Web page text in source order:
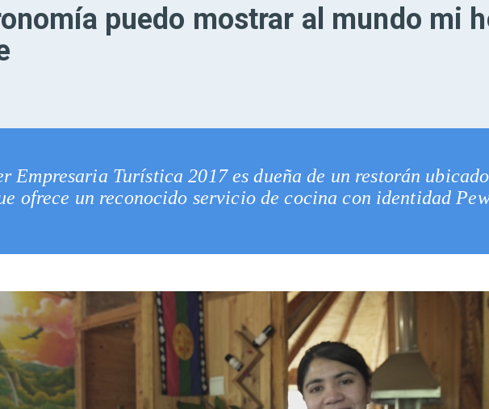
puedo mostrar al mundo mi
Empresaria Turística 2017 es dueña de un restorán
ofrece un reconocido servicio de cocina con identidad